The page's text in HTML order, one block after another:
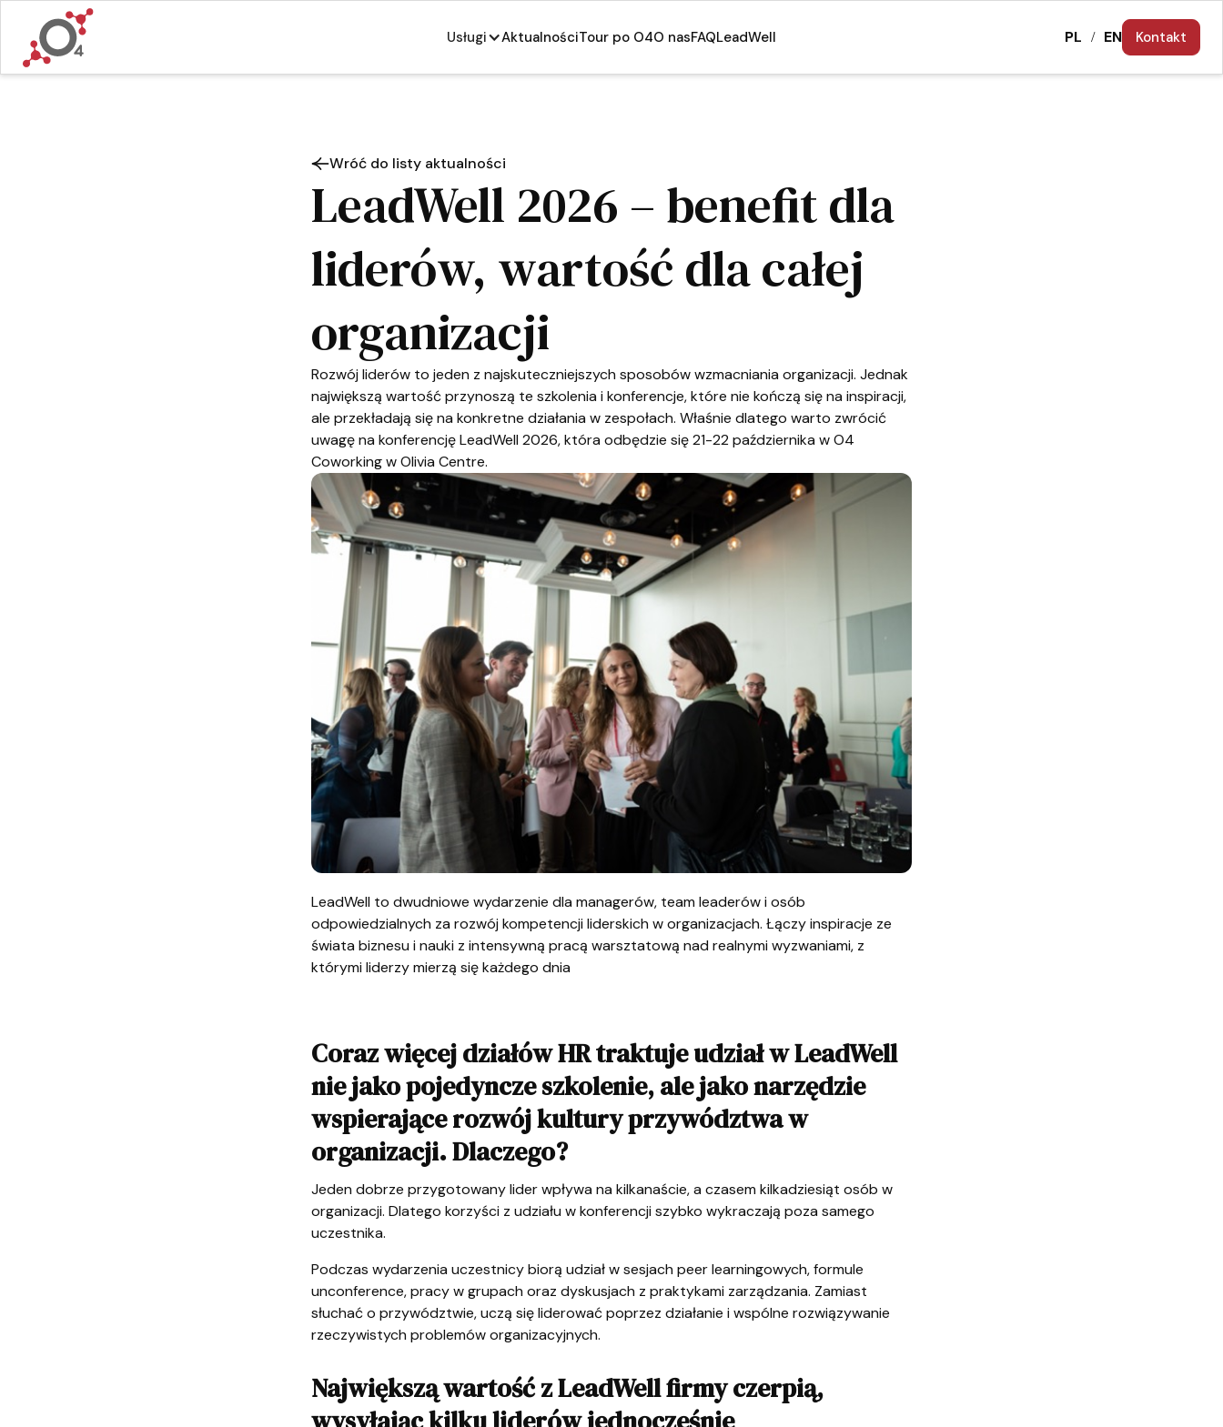
Usługi AktualnościTour po O4O nasFAQLeadWell PL / EN Kontakt
Wróć do listy aktualności
LeadWell 2026 – benefit dla
liderów, wartość dla całej
organizacji
Rozwój liderów to jeden z najskuteczniejszych sposobów wzmacniania organizacji. Jednak
największą wartość przynoszą te szkolenia i konferencje, które nie kończą się na inspiracji,
ale przekładają się na konkretne działania w zespołach. Właśnie dlatego warto zwrócić
uwagę na konferencję LeadWell 2026, która odbędzie się 21-22 października w O4
Coworking w Olivia Centre.
LeadWell to dwudniowe wydarzenie dla managerów, team leaderów i osób
odpowiedzialnych za rozwój kompetencji liderskich w organizacjach. Łączy inspiracje ze
świata biznesu i nauki z intensywną pracą warsztatową nad realnymi wyzwaniami, z
którymi liderzy mierzą się każdego dnia
Coraz więcej działów HR traktuje udział w LeadWell
nie jako pojedyncze szkolenie, ale jako narzędzie
wspierające rozwój kultury przywództwa w
organizacji. Dlaczego?
Jeden dobrze przygotowany lider wpływa na kilkanaście, a czasem kilkadziesiąt osób w
organizacji. Dlatego korzyści z udziału w konferencji szybko wykraczają poza samego
uczestnika.
Podczas wydarzenia uczestnicy biorą udział w sesjach peer learningowych, formule
unconference, pracy w grupach oraz dyskusjach z praktykami zarządzania. Zamiast
słuchać o przywództwie, uczą się liderować poprzez działanie i wspólne rozwiązywanie
rzeczywistych problemów organizacyjnych.
Największą wartość z LeadWell firmy czerpią,